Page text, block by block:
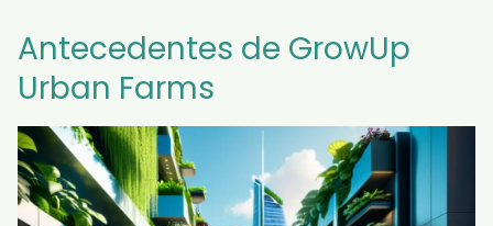
Antecedentes de GrowUp
Urban Farms